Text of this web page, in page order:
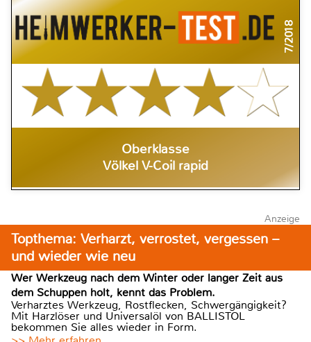
7/2018
Oberklasse
Völkel V-Coil rapid
Anzeige
Topthema: Verharzt, verrostet, vergessen –
und wieder wie neu
Wer Werkzeug nach dem Winter oder langer Zeit aus
dem Schuppen holt, kennt das Problem.
Verharztes Werkzeug, Rostflecken, Schwergängigkeit?
Mit Harzlöser und Universalöl von BALLISTOL
bekommen Sie alles wieder in Form.